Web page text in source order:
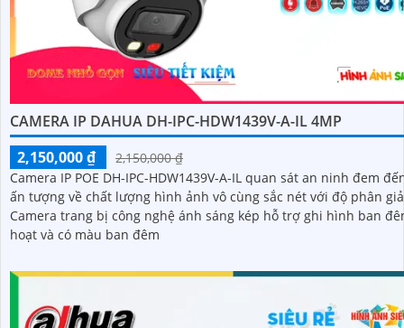
CAMERA IP DAHUA DH-IPC-HDW1439V-A-IL 4MP
2,150,000 ₫
2,150,000 ₫
Camera IP POE DH-IPC-HDW1439V-A-IL quan sát an ninh đem
ấn tượng về chất lượng hình ảnh vô cùng sắc nét với độ phân
Camera trang bị công nghệ ánh sáng kép hỗ trợ ghi hình ban
hoạt và có màu ban đêm